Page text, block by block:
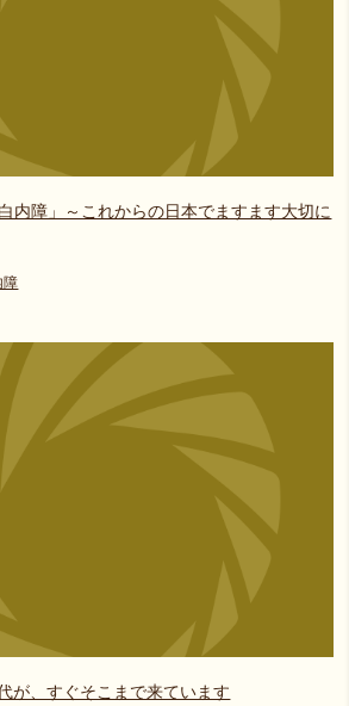
内障」～これからの日本でますます大切に
障
が、すぐそこまで来ています